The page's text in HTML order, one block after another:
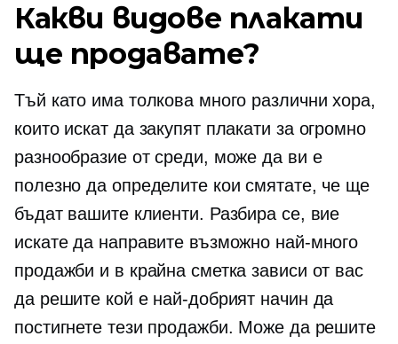
Какви видове плакати
ще продавате?
Тъй като има толкова много различни хора,
които искат да закупят плакати за огромно
разнообразие от среди, може да ви е
полезно да определите кои смятате, че ще
бъдат вашите клиенти. Разбира се, вие
искате да направите възможно най-много
продажби и в крайна сметка зависи от вас
да решите кой е най-добрият начин да
постигнете тези продажби. Може да решите